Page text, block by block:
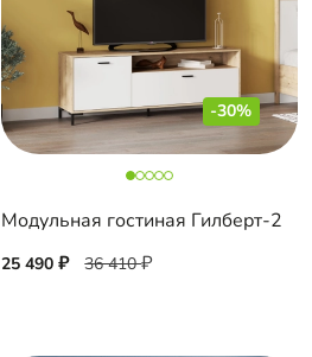
-30%
Модульная гостиная Гилберт-2
25 490 36 410